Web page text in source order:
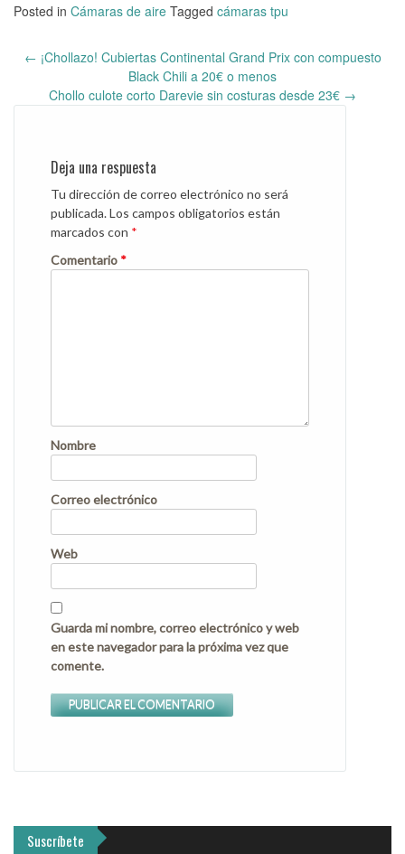
Posted in Cámaras de aire Tagged cámaras tpu
navigation
← ¡Chollazo! Cubiertas Continental Grand Prix con compuesto
Black Chili a 20€ o menos
Chollo culote corto Darevie sin costuras desde 23€ →
Deja una respuesta
Tu dirección de correo electrónico no será
publicada.Los campos obligatorios están
marcados con *
Comentario *
Nombre
Correo electrónico
Web
Guarda mi nombre, correo electrónico y web
en este navegador para la próxima vez que
comente.
Suscríbete